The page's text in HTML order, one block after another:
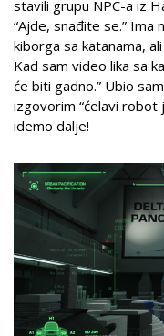
stavili grupu NPC-a iz
“Ajde, snađite se.”
kiborga sa katanama,
Kad sam video lika sa
će biti gadno.” Ubio
izgovorim “ćelavi robot
idemo dalje!